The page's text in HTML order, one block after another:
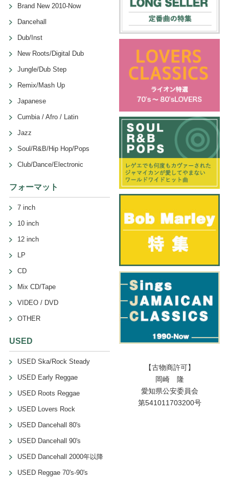
Brand New 2010-Now
Dancehall
Dub/Inst
New Roots/Digital Dub
Jungle/Dub Step
Remix/Mash Up
Japanese
Cumbia / Afro / Latin
Jazz
Soul/R&B/Hip Hop/Pops
Club/Dance/Electronic
フォーマット
7 inch
10 inch
12 inch
LP
CD
Mix CD/Tape
VIDEO / DVD
OTHER
USED
USED Ska/Rock Steady
USED Early Reggae
USED Roots Reggae
USED Lovers Rock
USED Dancehall 80's
USED Dancehall 90's
USED Dancehall 2000年以降
USED Reggae 70's-90's
【古物商許可】
岡崎 隆
愛知県公安委員会
第541011703200号